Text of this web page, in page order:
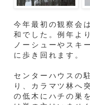
今年最初の観察会
和でした。例年よ
ノーシューやスキ
に歩き回れます。
センターハウスの
り、カラマツ林へ
の低木にハチの巣